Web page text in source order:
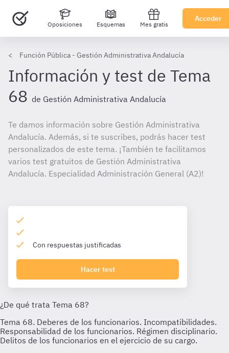
Oposiciones Esquemas Mes gratis
Acceder
Función Pública - Gestión Administrativa Andalucía
Información y test de Tema
68 de Gestión Administrativa Andalucía
Te damos información sobre Gestión Administrativa
Andalucía. Además, si te suscribes, podrás hacer test
personalizados de este tema. ¡También te facilitamos
varios test gratuitos de Gestión Administrativa
Andalucía. Especialidad Administración General (A2)!
Con respuestas justificadas
Hacer test